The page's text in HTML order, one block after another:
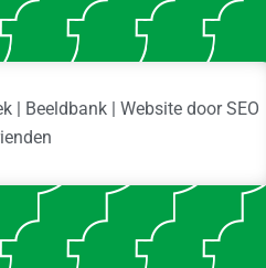
| Beeldbank | Website doorSEO